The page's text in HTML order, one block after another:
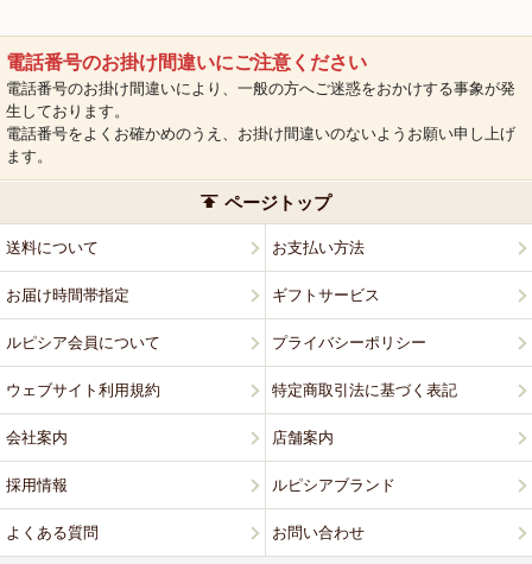
電話番号のお掛け間違いにご注意ください
電話番号のお掛け間違いにより、一般の方へご迷惑をおかけする事象が発
生しております。
電話番号をよくお確かめのうえ、お掛け間違いのないようお願い申し上げ
ます。
ページトップ
送料について お支払い方法
お届け時間帯指定 ギフトサービス
ルピシア会員について プライバシーポリシー
ウェブサイト利用規約 特定商取引法に基づく表記
会社案内 店舗案内
採用情報 ルピシアブランド
よくある質問 お問い合わせ